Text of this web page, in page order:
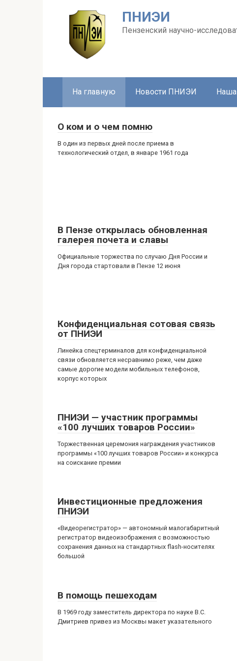
ПНИЭИ
Пензенский научно-
На главную Новости ПНИЭИ Наша
О ком и о чем помню
В один из первых дней после приема в
технологический отдел, в январе 1961 года
В Пензе открылась обновленная
галерея почета и славы
Официальные торжества по случаю Дня России и
Дня города стартовали в Пензе 12 июня
Конфиденциальная сотовая связь
от ПНИЭИ
Линейка спецтерминалов для конфиденциальной
связи обновляется несравнимо реже, чем даже
самые дорогие модели мобильных телефонов,
корпус которых
ПНИЭИ — участник программы
«100 лучших товаров России»
Торжественная церемония награждения участников
программы «100 лучших товаров России» и конкурса
на соискание премии
Инвестиционные предложения
ПНИЭИ
«Видеорегистратор» — автономный малогабаритный
регистратор видеоизображения с возможностью
сохранения данных на стандартных flash-носителях
большой
В помощь пешеходам
В 1969 году заместитель директора по науке B.C.
Дмитриев привез из Москвы макет указательного